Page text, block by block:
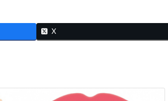
h
o
ai
ke
dI X